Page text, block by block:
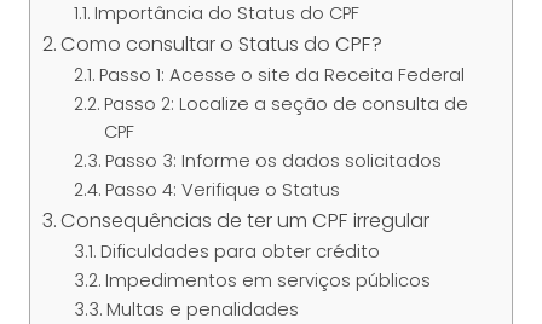
Importância do Status do CPF
Como consultar o Status do CPF?
Passo 1: Acesse o site da Receita Federal
Passo 2: Localize a seção de consulta de
CPF
Passo 3: Informe os dados solicitados
Passo 4: Verifique o Status
Consequências de ter um CPF irregular
Dificuldades para obter crédito
Impedimentos em serviços públicos
Multas e penalidades